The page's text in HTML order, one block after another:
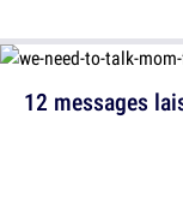
12 messages